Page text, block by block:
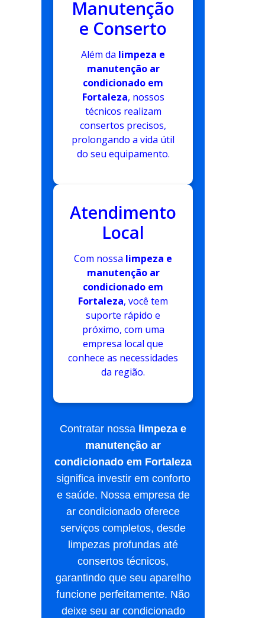
Manutenção
e Conserto
Além da limpeza e
manutenção ar
condicionado em
Fortaleza, nossos
técnicos realizam
consertos precisos,
prolongando a vida útil
do seu equipamento.
Atendimento
Local
Com nossa limpeza e
manutenção ar
condicionado em
Fortaleza, você tem
suporte rápido e
próximo, com uma
empresa local que
conhece as necessidades
da região.
Contratar nossa limpeza e
manutenção ar
condicionado em Fortaleza
significa investir em conforto
e saúde. Nossa empresa de
ar condicionado oferece
serviços completos, desde
limpezas profundas até
consertos técnicos,
garantindo que seu aparelho
funcione perfeitamente. Não
deixe seu ar condicionado